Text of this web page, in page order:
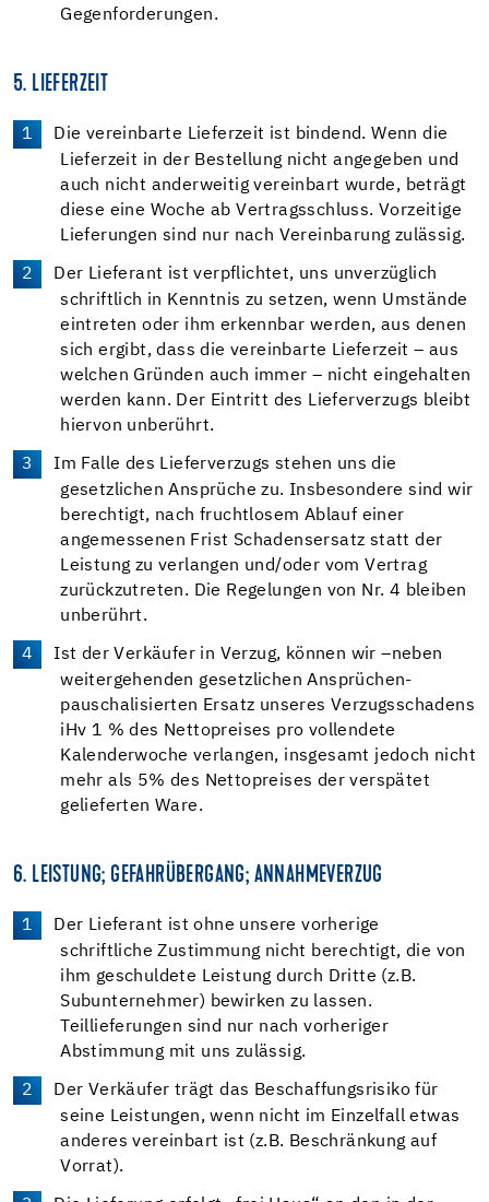
Gegenforderungen.
5. LIEFERZEIT
Die vereinbarte Lieferzeit ist bindend. Wenn die
Lieferzeit in der Bestellung nicht angegeben und
auch nicht anderweitig vereinbart wurde, beträgt
diese eine Woche ab Vertragsschluss. Vorzeitige
Lieferungen sind nur nach Vereinbarung zulässig.
Der Lieferant ist verpflichtet, uns unverzüglich
schriftlich in Kenntnis zu setzen, wenn Umstände
eintreten oder ihm erkennbar werden, aus denen
sich ergibt, dass die vereinbarte Lieferzeit – aus
welchen Gründen auch immer – nicht eingehalten
werden kann. Der Eintritt des Lieferverzugs bleibt
hiervon unberührt.
Im Falle des Lieferverzugs stehen uns die
gesetzlichen Ansprüche zu. Insbesondere sind wir
berechtigt, nach fruchtlosem Ablauf einer
angemessenen Frist Schadensersatz statt der
Leistung zu verlangen und/oder vom Vertrag
zurückzutreten. Die Regelungen von Nr. 4 bleiben
unberührt.
Ist der Verkäufer in Verzug, können wir –neben
weitergehenden gesetzlichen Ansprüchen-
pauschalisierten Ersatz unseres Verzugsschadens
iHv 1 % des Nettopreises pro vollendete
Kalenderwoche verlangen, insgesamt jedoch nicht
mehr als 5% des Nettopreises der verspätet
gelieferten Ware.
6. LEISTUNG; GEFAHRÜBERGANG; ANNAHMEVERZUG
Der Lieferant ist ohne unsere vorherige
schriftliche Zustimmung nicht berechtigt, die von
ihm geschuldete Leistung durch Dritte (z.B.
Subunternehmer) bewirken zu lassen.
Teillieferungen sind nur nach vorheriger
Abstimmung mit uns zulässig.
Der Verkäufer trägt das Beschaffungsrisiko für
seine Leistungen, wenn nicht im Einzelfall etwas
anderes vereinbart ist (z.B. Beschränkung auf
Vorrat).